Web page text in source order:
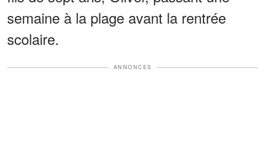
semaine à la plage avant la rentrée
scolaire.
ANNONCES